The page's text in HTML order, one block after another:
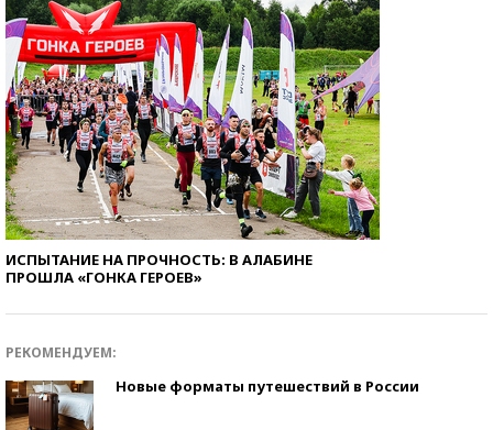
ИСПЫТАНИЕ НА ПРОЧНОСТЬ: В АЛАБИНЕ
ПРОШЛА «ГОНКА ГЕРОЕВ»
РЕКОМЕНДУЕМ:
Новые форматы путешествий в России